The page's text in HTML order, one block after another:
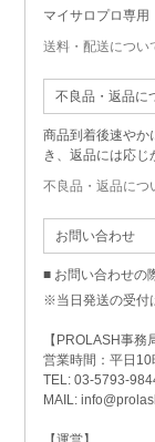
マイサロプロ専用
送料・配送につい
不良品・返品に
商品到着後速やか
き、返品には応じ
不良品・返品につ
お問い合わせ
■ お問い合わせの
※当日発送の受付
【PROLASH事務
営業時間：平日10
TEL: 03-5793-
MAIL: